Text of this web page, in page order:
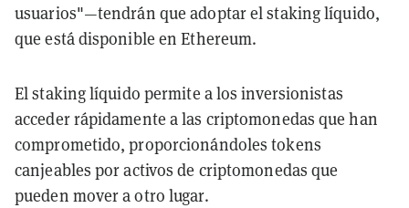
usuarios"—tendrán que adoptar el staking líquido,
que está disponible en Ethereum.
El staking líquido permite a los inversionistas
acceder rápidamente a las criptomonedas que han
comprometido, proporcionándoles tokens
canjeables por activos de criptomonedas que
pueden mover a otro lugar.